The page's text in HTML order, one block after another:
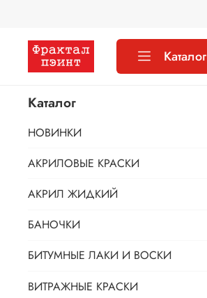
Каталог
Каталог
НОВИНКИ
АКРИЛОВЫЕ КРАСКИ
АКРИЛ ЖИДКИЙ
БАНОЧКИ
БИТУМНЫЕ ЛАКИ И ВОСКИ
ВИТРАЖНЫЕ КРАСКИ